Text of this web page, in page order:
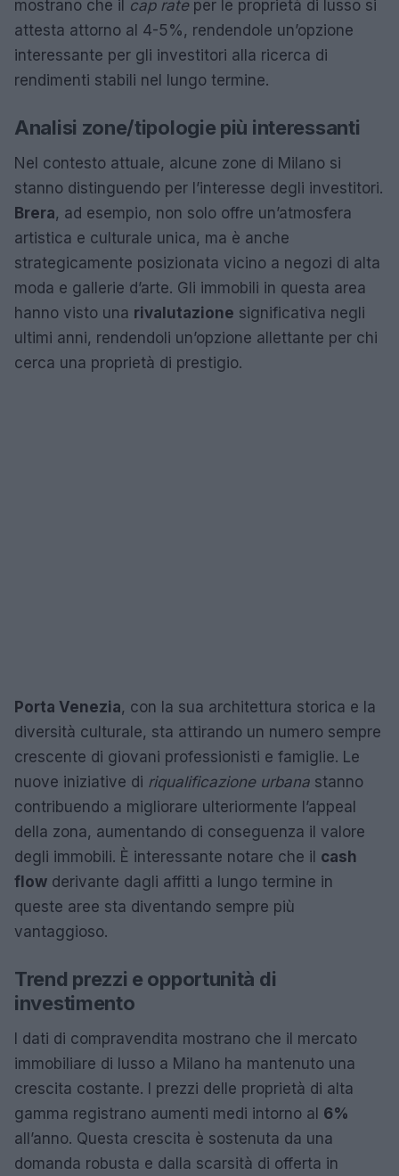
mostrano che il cap rateper le proprietà di lusso si
attesta attorno al 4-5%, rendendole un’opzione
interessante per gli investitori alla ricerca di
rendimenti stabili nel lungo termine.
Analisi zone/tipologie più interessanti
Nel contesto attuale, alcune zone di Milano si
stanno distinguendo per l’interesse degli investitori.
Brera, ad esempio, non solo offre un’atmosfera
artistica e culturale unica, ma è anche
strategicamente posizionata vicino a negozi di alta
moda e gallerie d’arte. Gli immobili in questa area
hanno visto una rivalutazione significativa negli
ultimi anni, rendendoli un’opzione allettante per chi
cerca una proprietà di prestigio.
Porta Venezia, con la sua architettura storica e la
diversità culturale, sta attirando un numero sempre
crescente di giovani professionisti e famiglie. Le
nuove iniziative di riqualificazione urbana stanno
contribuendo a migliorare ulteriormente l’appeal
della zona, aumentando di conseguenza il valore
degli immobili. È interessante notare che il cash
flow derivante dagli affitti a lungo termine in
queste aree sta diventando sempre più
vantaggioso.
Trend prezzi e opportunità di
investimento
I dati di compravendita mostrano che il mercato
immobiliare di lusso a Milano ha mantenuto una
crescita costante. I prezzi delle proprietà di alta
gamma registrano aumenti medi intorno al 6%
all’anno. Questa crescita è sostenuta da una
domanda robusta e dalla scarsità di offerta in